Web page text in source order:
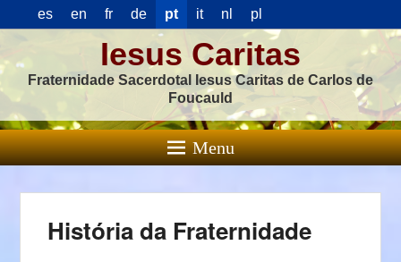
es en fr de pt it nl pl
Iesus Caritas
Fraternidade Sacerdotal Iesus Caritas de Carlos de
Foucauld
Menu
História da Fraternidade